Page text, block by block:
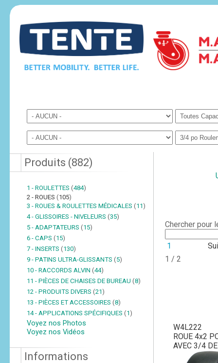
Produits (882)
1 - ROULETTES (484)
2 - ROUES (105)
3 - ROUES & ROULETTES MÉDICALES (11)
4 - GLISSOIRES - NIVELEURS (35)
5 - ADAPTATEURS (15)
6 - CAPS (15)
7 - INSERTS (130)
9 - PATINS ULTRA-GLISSANTS (5)
10 - RACCORDS ALVIN (44)
11 - PIÈCES DE CHAISES DE BUREAU (8)
12 - PRODUITS DIVERS (21)
13 - PIÈCES ET ACCESSOIRES (8)
14 - APPLICATIONS SPÉCIFIQUES (1)
Voyez nos Photos
Voyez nos Vidéos
Informations
Chercher pour
1
1 / 2
W4L222
ROUE 4x2
AVEC 3/4